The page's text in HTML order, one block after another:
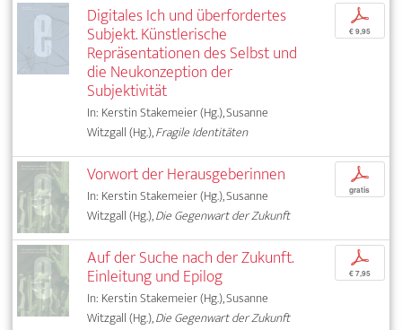
Digitales Ich und überfordertes
Subjekt. Künstlerische
Repräsentationen des Selbst und
die Neukonzeption der
Subjektivität
In: Kerstin Stakemeier (Hg.), Susanne
Witzgall (Hg.),Fragile Identitäten
p
€ 9,95
Vorwort der Herausgeberinnen
In: Kerstin Stakemeier (Hg.), Susanne
Witzgall (Hg.),Die Gegenwart der Zukunft
p
gratis
Auf der Suche nach der Zukunft.
Einleitung und Epilog
In: Kerstin Stakemeier (Hg.), Susanne
Witzgall (Hg.),Die Gegenwart der Zukunft
p
€ 7,95